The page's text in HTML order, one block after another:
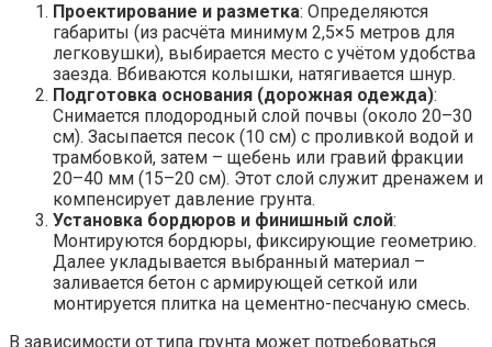
Проектирование и разметка: Определяются
габариты (из расчёта минимум 2,5×5 метров для
легковушки), выбирается место с учётом удобства
заезда. Вбиваются колышки, натягивается шнур.
Подготовка основания (дорожная одежда):
Снимается плодородный слой почвы (около 20–30
см). Засыпается песок (10 см) с проливкой водой и
трамбовкой, затем – щебень или гравий фракции
20–40 мм (15–20 см). Этот слой служит дренажем и
компенсирует давление грунта.
Установка бордюров и финишный слой:
Монтируются бордюры, фиксирующие геометрию.
Далее укладывается выбранный материал –
заливается бетон с армирующей сеткой или
монтируется плитка на цементно-песчаную смесь.
В зависимости от типа грунта может потребоваться